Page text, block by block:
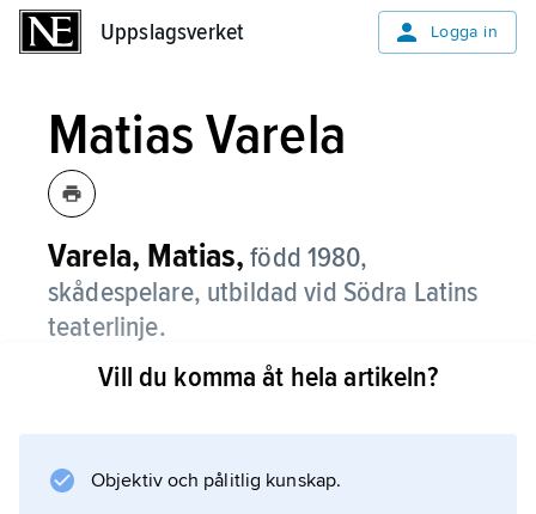
Uppslagsverket Logga in
Matias Varela
Varela, Matias, född 1980,
skådespelare, utbildad vid Södra Latins
teaterlinje.
Matias Varela gjorde sin skådespelardebut i
skådespeleriet och medverkade i filmer som
Vill du komma åt hela artikeln?
Objektiv och pålitlig kunskap.